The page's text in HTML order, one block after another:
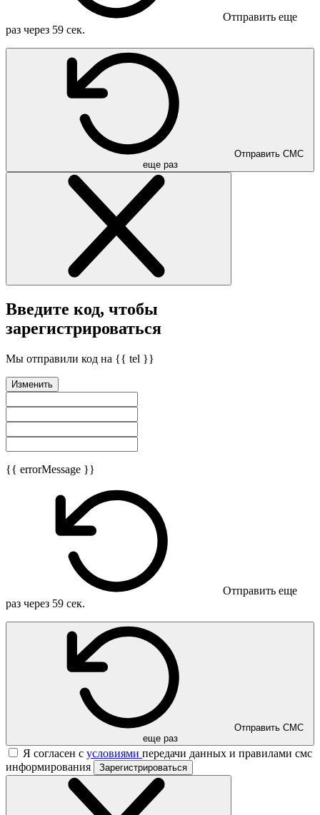
Отправить еще
раз через 59 сек.
еще раз
Введите код, чтобы
зарегистрироваться
Мы отправили код на {{ tel }}
Изменить
{{ errorMessage }}
Отправить еще
раз через 59 сек.
еще раз
Я согласен с условиями передачи данных и правилами смс
информирования
Зарегистрироваться